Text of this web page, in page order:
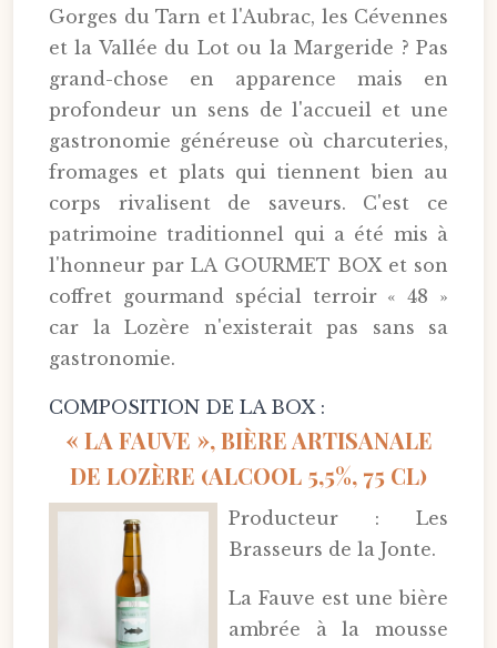
Gorges du Tarn et l'Aubrac, les Cévennes
et la Vallée du Lot ou la Margeride ? Pas
grand-chose en apparence mais en
profondeur un sens de l'accueil et une
gastronomie généreuse où charcuteries,
fromages et plats qui tiennent bien au
corps rivalisent de saveurs. C'est ce
patrimoine traditionnel qui a été mis à
l'honneur par LA GOURMET BOX et son
coffret gourmand spécial terroir « 48 »
car la Lozère n'existerait pas sans sa
gastronomie.
COMPOSITION DE LA BOX :
« LA FAUVE », BIÈRE ARTISANALE
DE LOZÈRE (ALCOOL 5,5%, 75 CL)
Producteur : Les
Brasseurs de la Jonte.
La Fauve est une bière
ambrée à la mousse